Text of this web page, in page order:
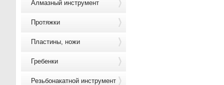
Алмазный инструмент
Протяжки
Пластины, ножи
Гребенки
Резьбонакатной инструмент